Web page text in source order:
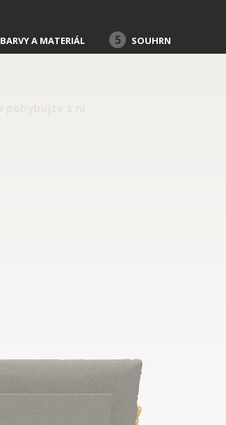
BARVY A MATERIÁL 5 SOUHRN